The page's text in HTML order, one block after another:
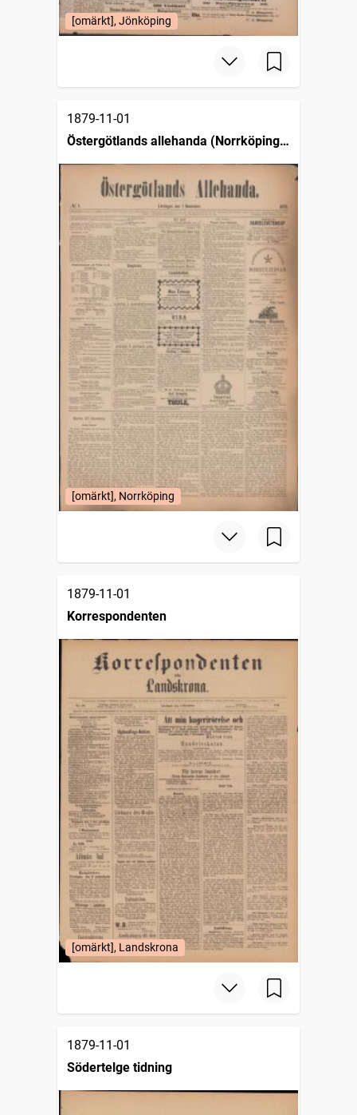
[omärkt], Jönköping
1879-11-01
Östergötlands allehanda (Norrköping :
1879)
[omärkt], Norrköping
1879-11-01
Korrespondenten
[omärkt], Landskrona
1879-11-01
Södertelge tidning